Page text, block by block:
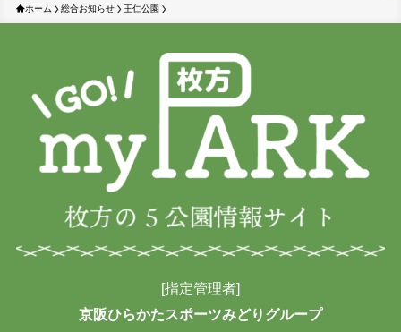
カホーム 総合お知らせ 王仁公園
[指定管理者]
京阪ひらかたスポーツみどりグループ